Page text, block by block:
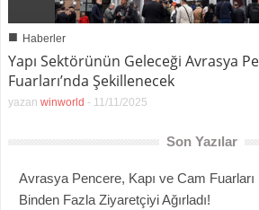
■ Haberler
Yapı Sektörünün Geleceği Avrasya
Fuarları’nda Şekillenecek
yazan winworld - 11/11/2025
Son Yazılar
Avrasya Pencere, Kapı ve Cam
Binden Fazla Ziyaretçiyi Ağırladı!